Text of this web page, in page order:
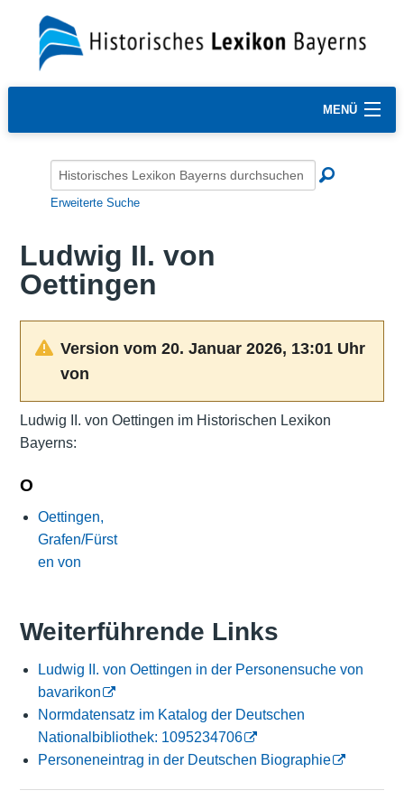
MENÜ
Erweiterte Suche
Ludwig II. von
Oettingen
Version vom 20. Januar 2026, 13:01 Uhr
von
Ludwig II. von Oettingen im Historischen Lexikon
Bayerns:
O
Oettingen,
Grafen/Fürst
en von
Weiterführende Links
Ludwig II. von Oettingen in der Personensuche von
bavarikon
Normdatensatz im Katalog der Deutschen
Nationalbibliothek: 1095234706
Personeneintrag in der Deutschen Biographie